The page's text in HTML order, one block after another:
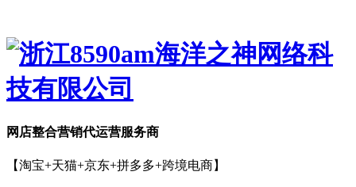
网店整合营销代运营服务商
【淘宝+天猫+京东+拼多多+跨境电商】